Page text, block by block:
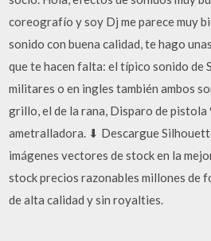
coreografío y soy Dj me parece muy
sonido con buena calidad, te hago
que te hacen falta: el típico sonido de
militares o en ingles también ambos
grillo, el de la rana, Disparo de pistola
ametralladora. ⬇ Descargue
imágenes vectores de stock en la
stock precios razonables millones de
de alta calidad y sin royalties.